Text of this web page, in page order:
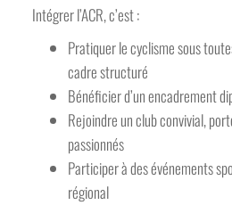
Intégrer l’ACR, c’est :
Pratiquer le cyclisme sous
cadre structuré
Bénéficier d’un encadrement
Rejoindre un club convivial,
passionnés
Participer à des événements
régional